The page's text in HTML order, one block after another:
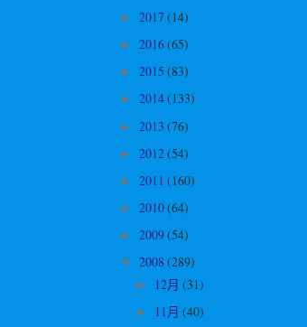
► 2017 (14)
► 2016(65)
► 2015 (83)
► 2014(133)
► 2013 (76)
► 2012(54)
► 2011 (160)
► 2010(64)
► 2009(54)
▼ 2008 (289)
► 12月 (31)
► 11月 (40)